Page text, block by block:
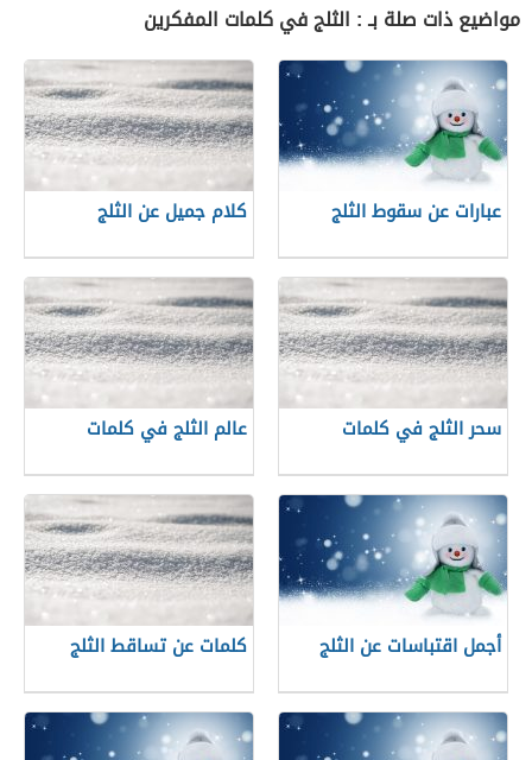
مواضيع ذات صلة بـ : الثلج في كلمات المفكرين
عبارات عن سقوط الثلج كلام جميل عن الثلج
سحر الثلج في كلمات عالم الثلج في كلمات
أجمل اقتباسات عن الثلج كلمات عن تساقط الثلج